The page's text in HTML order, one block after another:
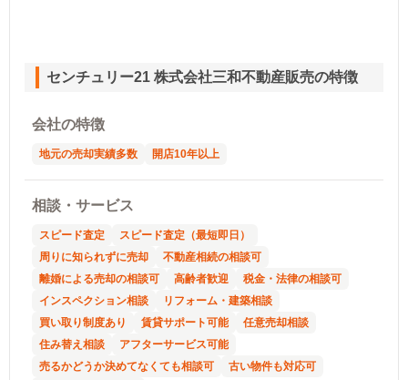
センチュリー21 株式会社三和不動産販売の特徴
会社の特徴
地元の売却実績多数 開店10年以上
相談・サービス
スピード査定
スピード査定（最短即日）
周りに知られずに売却
不動産相続の相談可
離婚による売却の相談可
高齢者歓迎
税金・法律の相談可
インスペクション相談
リフォーム・建築相談
買い取り制度あり
賃貸サポート可能
任意売却相談
住み替え相談
アフターサービス可能
売るかどうか決めてなくても相談可
古い物件も対応可